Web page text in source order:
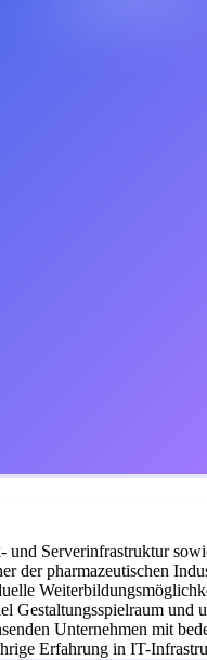
Serverinfrastruktur
der pharmazeutischen
Gestaltungsspielraum und
Unternehmen mit
Erfahrung in IT-